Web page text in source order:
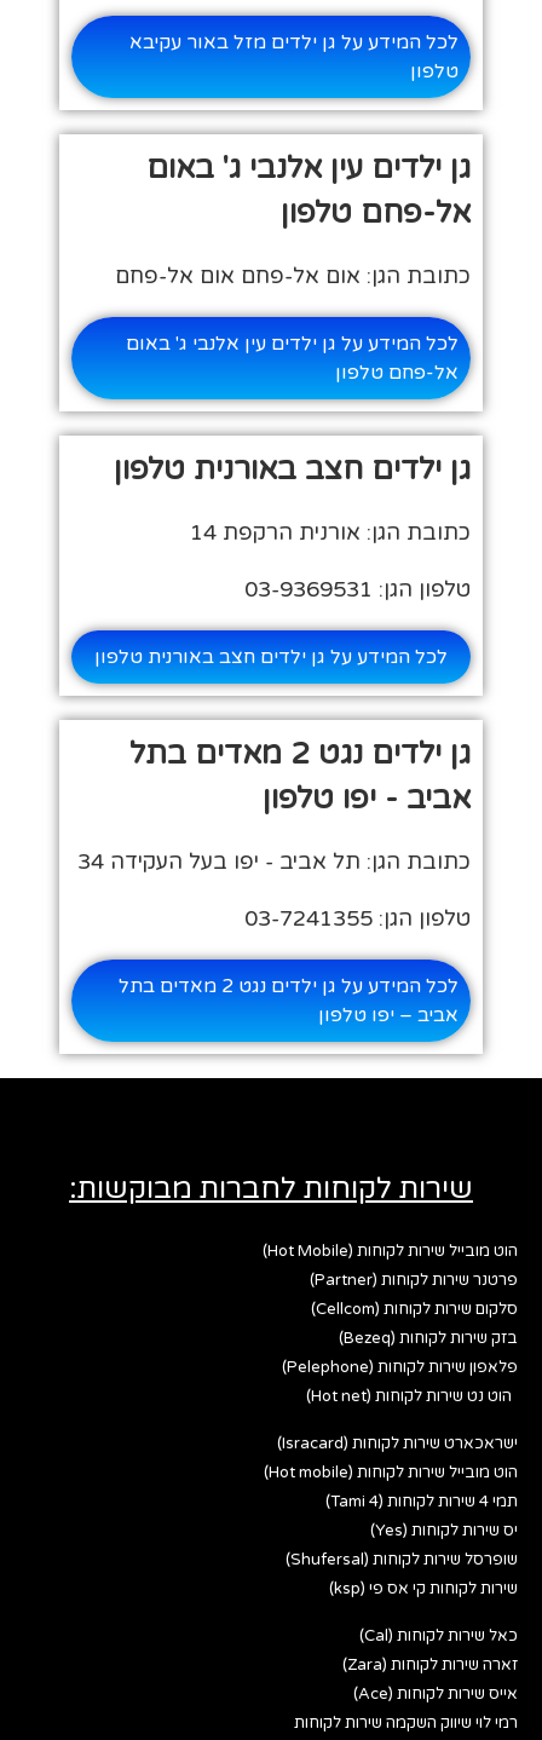
לכל המידע על גן ילדים מזל באור עקיבא
טלפון
גן ילדים עין אלנבי ג' באום
אל-פחם טלפון
כתובת הגן: אום אל-פחם אום אל-פחם
לכל המידע על גן ילדים עין אלנבי ג' באום
אל-פחם טלפון
גן ילדים חצב באורנית טלפון
כתובת הגן: אורנית הרקפת 14
טלפון הגן: 03-9369531
לכל המידע על גן ילדים חצב באורנית טלפון
גן ילדים נגט 2 מאדים בתל
אביב - יפו טלפון
כתובת הגן: תל אביב - יפו בעל העקידה 34
טלפון הגן: 03-7241355
לכל המידע על גן ילדים נגט 2 מאדים בתל
אביב – יפו טלפון
שירות לקוחות לחברות מבוקשות:
הוט מובייל שירות לקוחות (Hot Mobile)
פרטנר שירות לקוחות (Partner)
סלקום שירות לקוחות (Cellcom)
בזק שירות לקוחות (Bezeq)
פלאפון שירות לקוחות (Pelephone)
הוט נט שירות לקוחות (Hot net)
ישראכארט שירות לקוחות (Isracard)
הוט מובייל שירות לקוחות (Hot mobile)
תמי 4 שירות לקוחות (Tami 4)
יס שירות לקוחות (Yes)
שופרסל שירות לקוחות (Shufersal)
שירות לקוחות קי אס פי (ksp)
כאל שירות לקוחות (Cal)
זארה שירות לקוחות (Zara)
אייס שירות לקוחות (Ace)
רמי לוי שיווק השקמה שירות לקוחות